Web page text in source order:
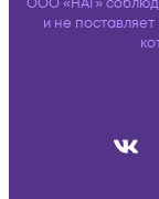
ООО «НАГ»
и не